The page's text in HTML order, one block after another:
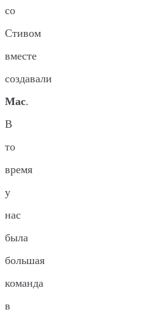
со
Стивом
вместе
создавали
Mac.
В
то
время
у
нас
была
большая
команда
в